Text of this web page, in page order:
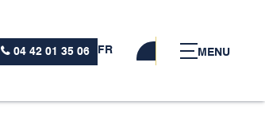
04 42 01 35 06 FR MENU